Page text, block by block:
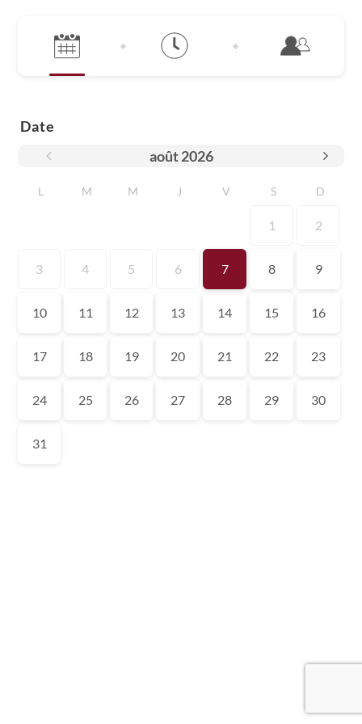
Date
août 2026
L M M J V S D
1 2
3 4 5 6 7 8 9
10 11 12 13 14 15 16
17 18 19 20 21 22 23
24 25 26 27 28 29 30
31